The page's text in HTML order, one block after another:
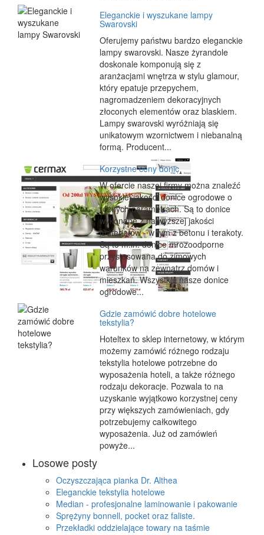
Eleganckie i wyszukane lampy
Swarovski
Oferujemy państwu bardzo eleganckie
lampy swarovski. Nasze żyrandole
doskonale komponują się z
aranżacjami wnętrza w stylu glamour,
który epatuje przepychem,
nagromadzeniem dekoracyjnych
złoconych elementów oraz blaskiem.
Lampy swarovski wyróżniają się
unikatowym wzornictwem i niebanalną
formą. Producent...
Korzystne ceny donic
W ofercie naszej firmy można znaleźć
wysokiej jakości donice ogrodowe o
różnych parametrach. Są to donice
wykonane z najwyższej jakości
materiałów - w tym z betonu i terakoty.
Są to m.in. donice mrozoodporne
przystosowana do zimowych
warunków na zewnątrz domów i
mieszkań. Wszystkie nasze donice
ogrodowe...
Gdzie zamówić dobre hotelowe
tekstylia?
Hoteltex to sklep internetowy, w którym
możemy zamówić różnego rodzaju
tekstylia hotelowe potrzebne do
wyposażenia hoteli, a także różnego
rodzaju dekoracje. Pozwala to na
uzyskanie wyjątkowo korzystnej ceny
przy większych zamówieniach, gdy
potrzebujemy całkowitego
wyposażenia. Już od zamówień
powyże...
Losowe posty
Oczyszczająca pianka Dr. Althea
Eleganckie tekstylia hotelowe
Median - profesjonalne laminowanie i pakowanie
Sprężyny bonnell, pocket oraz faliste.
Przekładki oddzielające towary na taśmie